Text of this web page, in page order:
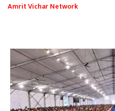
Amrit Vichar Network